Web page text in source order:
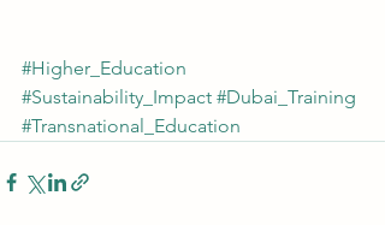
#Higher_Education
#Sustainability_Impact #Dubai_Training
#Transnational_Education